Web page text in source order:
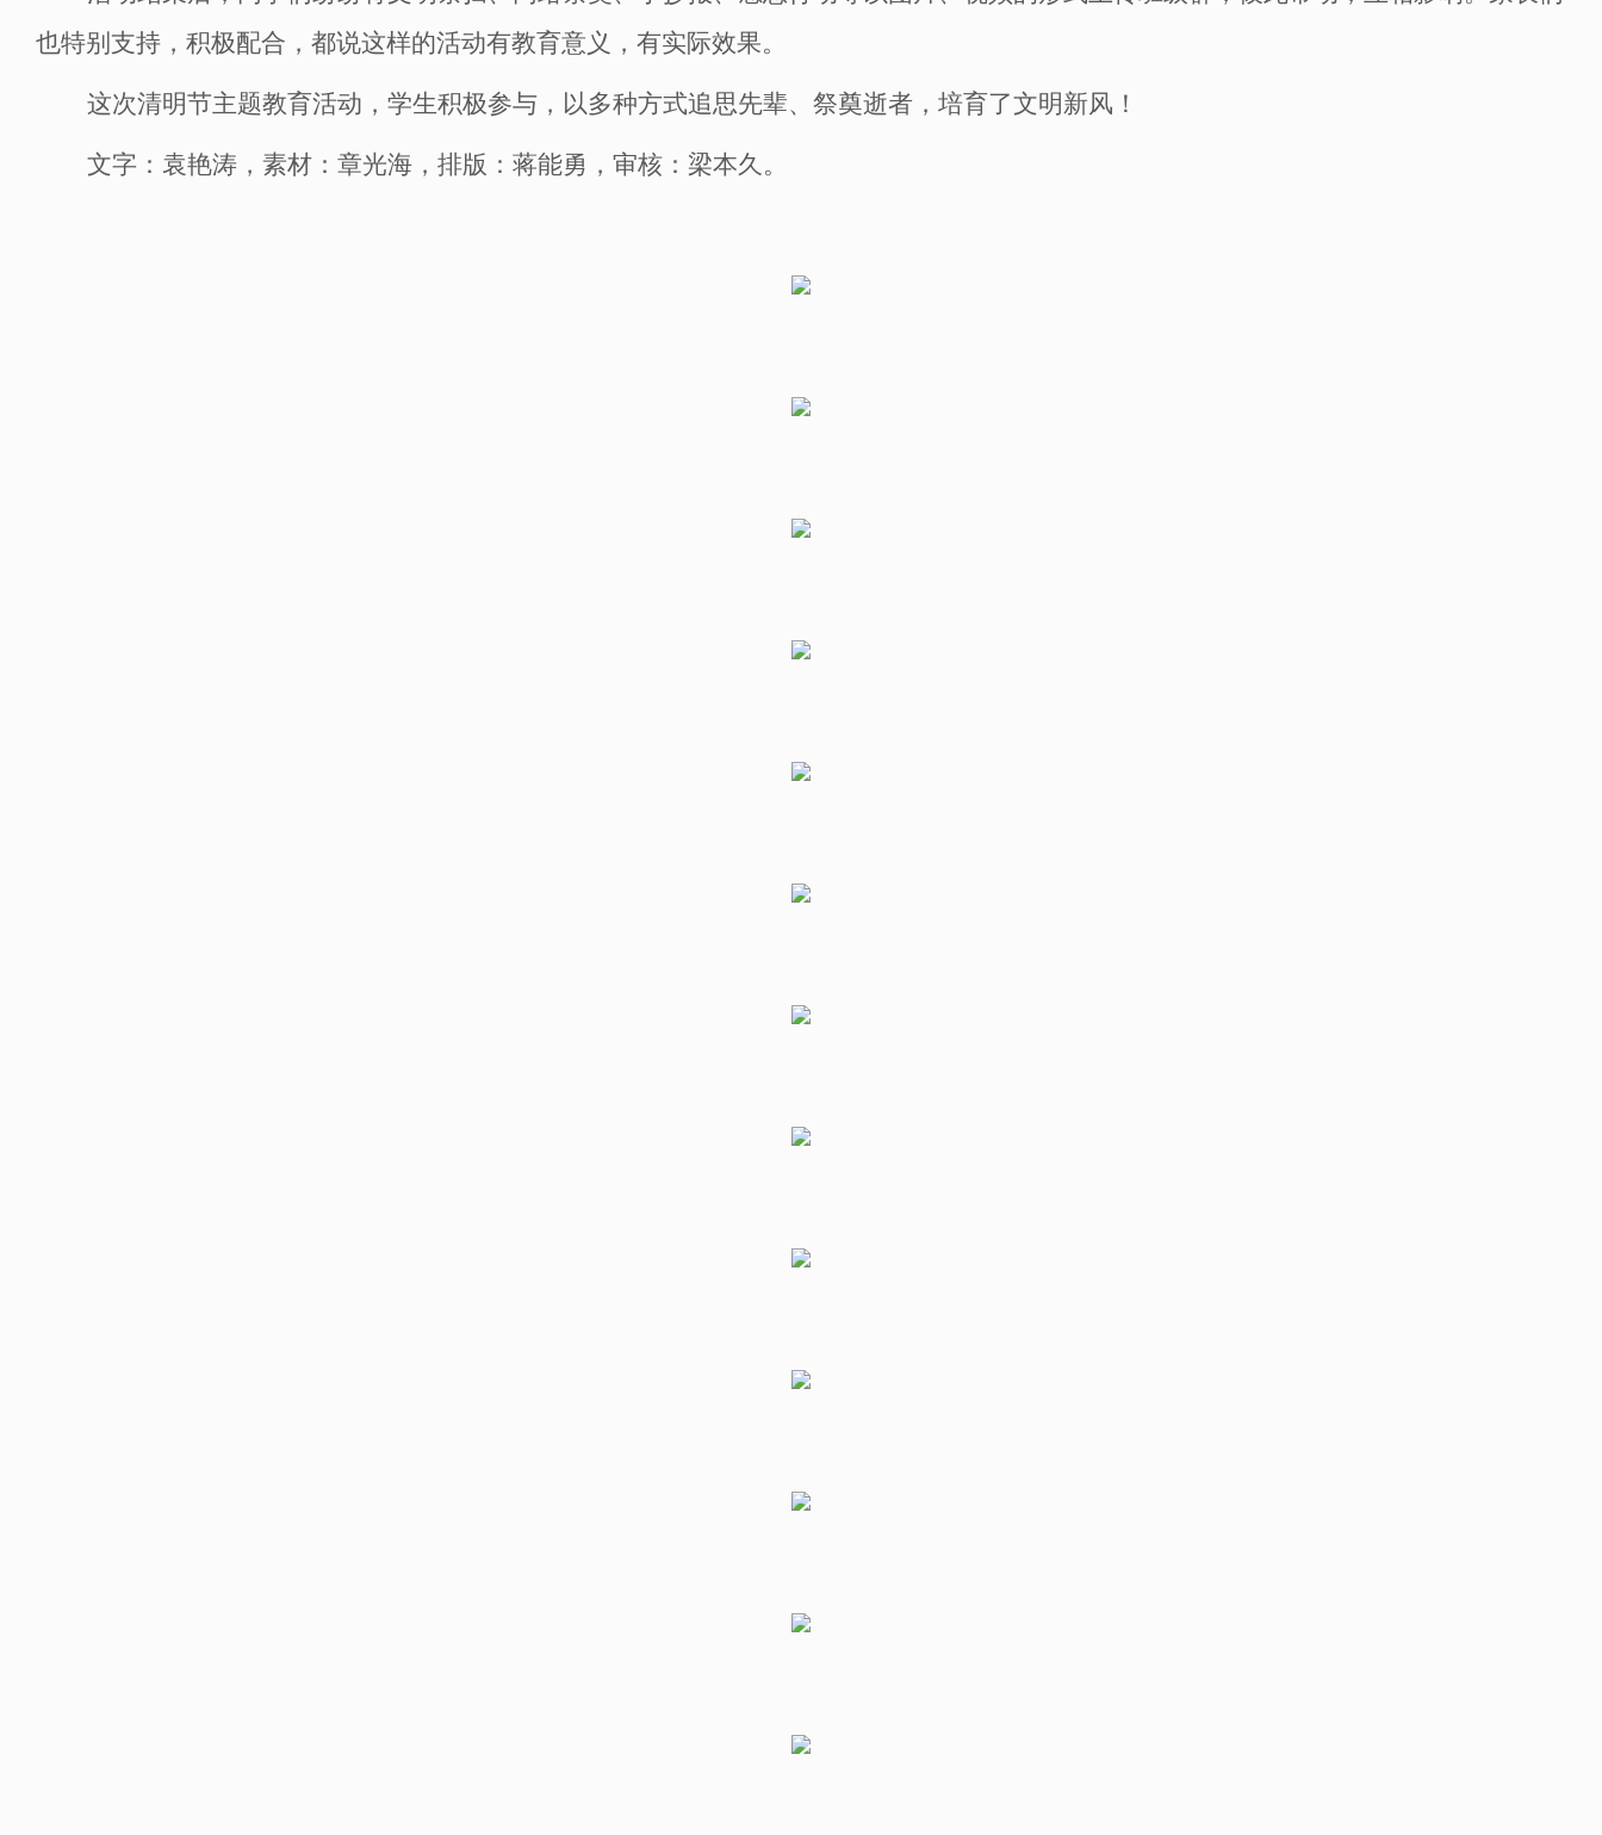
也特别支持，积极配合，都说这样的活动有教育意义，有实际效果。
这次清明节主题教育活动 ， 学生积极参与， 以多种方式追思先辈、祭奠逝者， 培育了文明新风！
文字： 袁艳涛， 素材：章光海，排版：蒋能勇，审核：梁本久。